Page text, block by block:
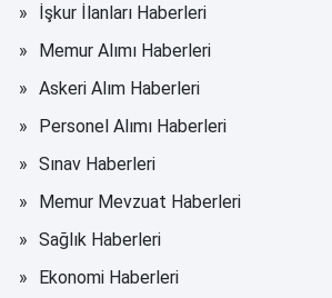
İşkur İlanları Haberleri
Memur Alımı Haberleri
Askeri Alım Haberleri
Personel Alımı Haberleri
Sınav Haberleri
Memur Mevzuat Haberleri
Sağlık Haberleri
Ekonomi Haberleri